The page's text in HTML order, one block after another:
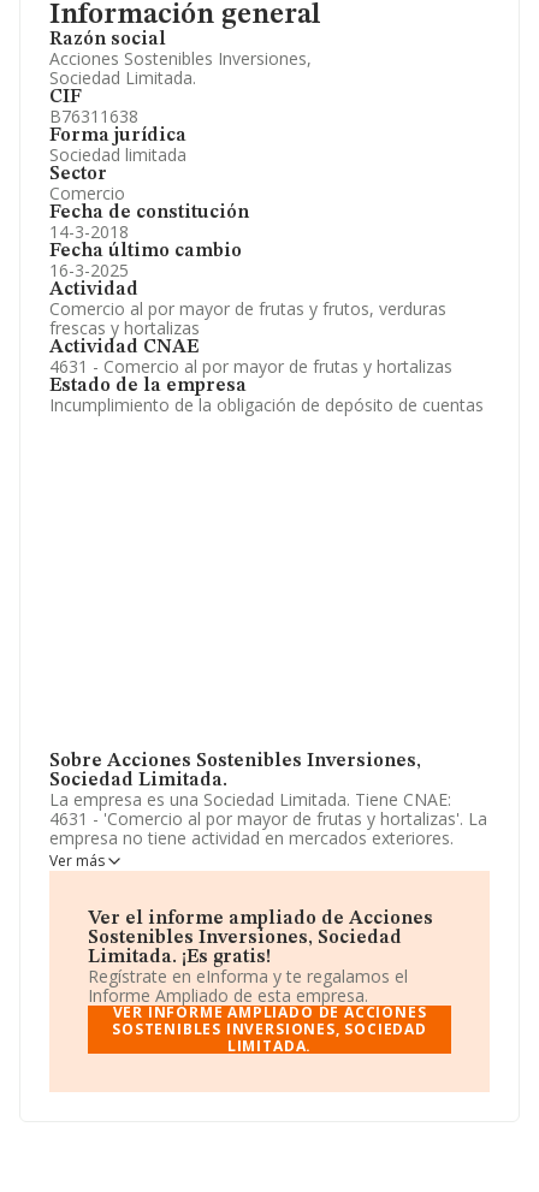
Información general
Razón social
Acciones Sostenibles Inversiones,
Sociedad Limitada.
CIF
B76311638
Forma jurídica
Sociedad limitada
Sector
Comercio
Fecha de constitución
14-3-2018
Fecha último cambio
16-3-2025
Actividad
Comercio al por mayor de frutas y frutos, verduras
frescas y hortalizas
Actividad CNAE
4631 - Comercio al por mayor de frutas y hortalizas
Estado de la empresa
Incumplimiento de la obligación de depósito de cuentas
Sobre Acciones Sostenibles Inversiones,
Sociedad Limitada.
La empresa es una Sociedad Limitada. Tiene CNAE:
4631 - 'Comercio al por mayor de frutas y hortalizas'. La
empresa no tiene actividad en mercados exteriores.
Ha habido un incremento en cuanto al número de
disposición de INFORMA, ha contado con un número de
empleados inferior a la media de sector.
La sociedad españolaAcciones Sostenibles
Inversiones, Sociedad Limitada, con CIF B76311638,
tiene su domicilio social establecido en Calle Pedro Diaz
núm. 11, (35001), Las Palmas De Gran Canaria,
provincia de Las Palmas, Islas Canarias.
En base a la información de la que dispone INFORMA
Ver más
Ver el informe ampliado de Acciones
Sostenibles Inversiones, Sociedad
Limitada. ¡Es gratis!
Regístrate en eInforma y te regalamos el
Informe Ampliado de esta empresa.
VER INFORME AMPLIADO DE ACCIONES
SOSTENIBLES INVERSIONES, SOCIEDAD
LIMITADA.
Artículos de prensa publicados sobre la empresa.
Información oficial y registral complementaria.